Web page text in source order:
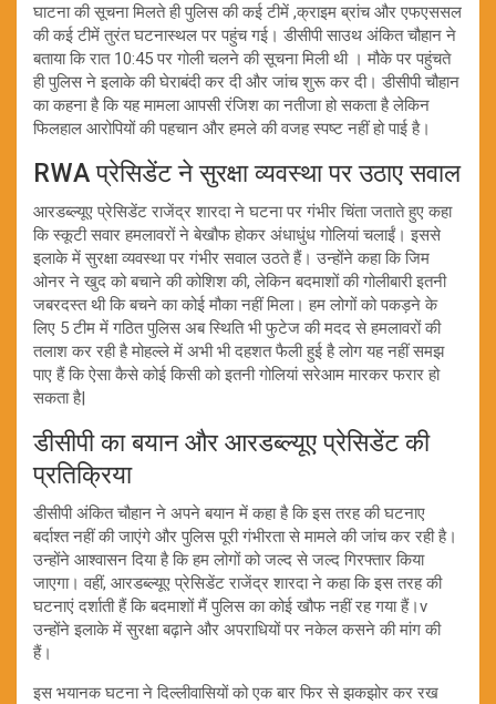
घाटना की सूचना मिलते ही पुलिस की कई टीमें ,क्राइम ब्रांच और एफएससल
की कई टीमें तुरंत घटनास्थल पर पहुंच गई। डीसीपी साउथ अंकित चौहान ने
बताया कि रात 10:45 पर गोली चलने की सूचना मिली थी । मौके पर पहुंचते
ही पुलिस ने इलाके की घेराबंदी कर दी और जांच शुरू कर दी। डीसीपी चौहान
का कहना है कि यह मामला आपसी रंजिश का नतीजा हो सकता है लेकिन
फिलहाल आरोपियों की पहचान और हमले की वजह स्पष्ट नहीं हो पाई है।
RWA प्रेसिडेंट ने सुरक्षा व्यवस्था पर उठाए सवाल
आरडब्ल्यूए प्रेसिडेंट राजेंद्र शारदा ने घटना पर गंभीर चिंता जताते हुए कहा
कि स्कूटी सवार हमलावरों ने बेखौफ होकर अंधाधुंध गोलियां चलाईं। इससे
इलाके में सुरक्षा व्यवस्था पर गंभीर सवाल उठते हैं। उन्होंने कहा कि जिम
ओनर ने खुद को बचाने की कोशिश की, लेकिन बदमाशों की गोलीबारी इतनी
जबरदस्त थी कि बचने का कोई मौका नहीं मिला। हम लोगों को पकड़ने के
लिए 5 टीम में गठित पुलिस अब स्थिति भी फुटेज की मदद से हमलावरों की
तलाश कर रही है मोहल्ले में अभी भी दहशत फैली हुई है लोग यह नहीं समझ
पाए हैं कि ऐसा कैसे कोई किसी को इतनी गोलियां सरेआम मारकर फरार हो
सकता है|
डीसीपी का बयान और आरडब्ल्यूए प्रेसिडेंट की
प्रतिक्रिया
डीसीपी अंकित चौहान ने अपने बयान में कहा है कि इस तरह की घटनाए
बर्दाश्त नहीं की जाएंगे और पुलिस पूरी गंभीरता से मामले की जांच कर रही है।
उन्होंने आश्वासन दिया है कि हम लोगों को जल्द से जल्द गिरफ्तार किया
जाएगा। वहीं, आरडब्ल्यूए प्रेसिडेंट राजेंद्र शारदा ने कहा कि इस तरह की
घटनाएं दर्शाती हैं कि बदमाशों मैं पुलिस का कोई खौफ नहीं रह गया हैं।v
उन्होंने इलाके में सुरक्षा बढ़ाने और अपराधियों पर नकेल कसने की मांग की
हैं।
इस भयानक घटना ने दिल्लीवासियों को एक बार फिर से झकझोर कर रख